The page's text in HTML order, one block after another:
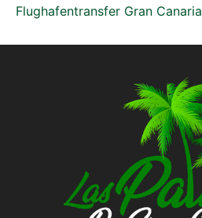
Flughafentransfer Gran Canaria